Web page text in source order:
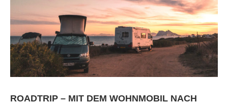
ROADTRIP – MIT DEM WOHNMOBIL NACH